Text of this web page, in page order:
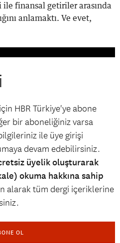
ile finansal getiriler arasında
anlamaktı. Ve evet,
HBR Türkiye'ye abone
bir aboneliğiniz varsa
ile üye girişi
devam edebilirsiniz.
üyelik oluşturarak
okuma hakkına sahip
alarak tüm dergi içeriklerine
OL